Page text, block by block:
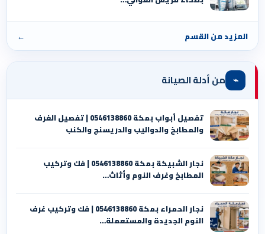
المزيد من القسم ←
⌁ من أدلة الصيانة
تفصيل أبواب بمكة 0546138860 | تفصيل الغرف
والمطابخ والدواليب والدريسنج والكنب
نجار الشبيكة بمكة 0546138860⁩ | فك وتركيب
المطابخ وغرف النوم وأثاث…
نجار الحمراء بمكة 0546138860⁩ | فك وتركيب غرف
النوم الجديدة والمستعملة…